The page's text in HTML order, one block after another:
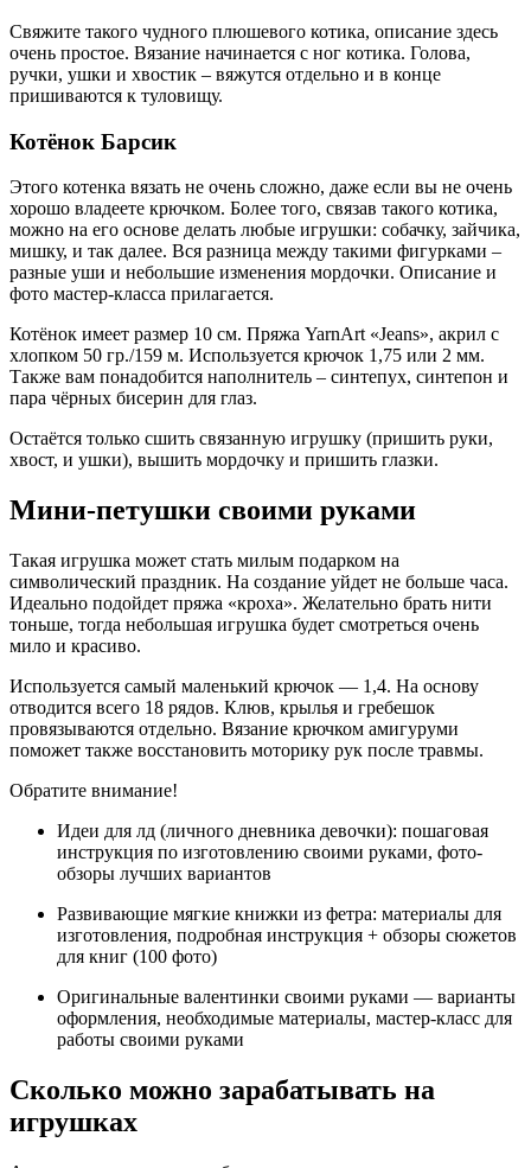
Свяжите такого чудного плюшевого котика, описание здесь
очень простое. Вязание начинается с ног котика. Голова,
ручки, ушки и хвостик – вяжутся отдельно и в конце
пришиваются к туловищу.
Котёнок Барсик
Этого котенка вязать не очень сложно, даже если вы не очень
хорошо владеете крючком. Более того, связав такого котика,
можно на его основе делать любые игрушки: собачку, зайчика,
мишку, и так далее. Вся разница между такими фигурками –
разные уши и небольшие изменения мордочки. Описание и
фото мастер-класса прилагается.
Котёнок имеет размер 10 см. Пряжа YarnArt «Jeans», акрил с
хлопком 50 гр./159 м. Используется крючок 1,75 или 2 мм.
Также вам понадобится наполнитель – синтепух, синтепон и
пара чёрных бисерин для глаз.
Остаётся только сшить связанную игрушку (пришить руки,
хвост, и ушки), вышить мордочку и пришить глазки.
Мини-петушки своими руками
Такая игрушка может стать милым подарком на
символический праздник. На создание уйдет не больше часа.
Идеально подойдет пряжа «кроха». Желательно брать нити
тоньше, тогда небольшая игрушка будет смотреться очень
мило и красиво.
Используется самый маленький крючок — 1,4. На основу
отводится всего 18 рядов. Клюв, крылья и гребешок
провязываются отдельно. Вязание крючком амигуруми
поможет также восстановить моторику рук после травмы.
Обратите внимание!
Идеи для лд (личного дневника девочки): пошаговая
инструкция по изготовлению своими руками, фото-
обзоры лучших вариантов
Развивающие мягкие книжки из фетра: материалы для
изготовления, подробная инструкция + обзоры сюжетов
для книг (100 фото)
Оригинальные валентинки своими руками — варианты
оформления, необходимые материалы, мастер-класс для
работы своими руками
Сколько можно зарабатывать на
игрушках